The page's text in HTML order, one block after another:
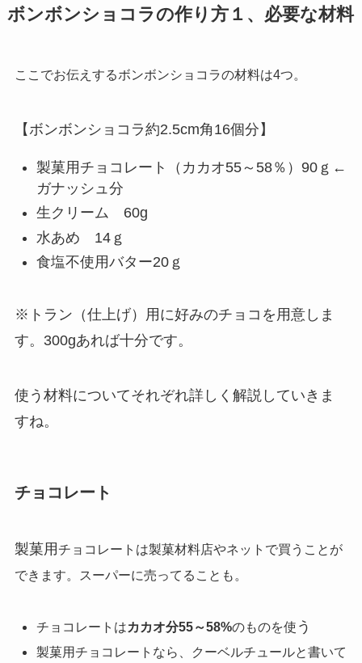
ボンボンショコラの作り方１、必要な材料
ここでお伝えするボンボンショコラの材料は4つ。
【ボンボンショコラ約2.5cm角16個分】
製菓用チョコレート（カカオ55～58％）90ｇ←
ガナッシュ分
生クリーム 60g
水あめ 14ｇ
食塩不使用バター20ｇ
※トラン（仕上げ）用に好みのチョコを用意しま
す。300gあれば十分です。
使う材料についてそれぞれ詳しく解説していきま
すね。
チョコレート
製菓用チョコレートは製菓材料店やネットで買うことが
できます。スーパーに売ってることも。
チョコレートはカカオ分55～58%のものを使 う
製菓用チョコレートなら、クーベルチュールと書いて